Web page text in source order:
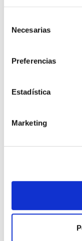
Necesarias
Preferencias
Estadística
Marketing